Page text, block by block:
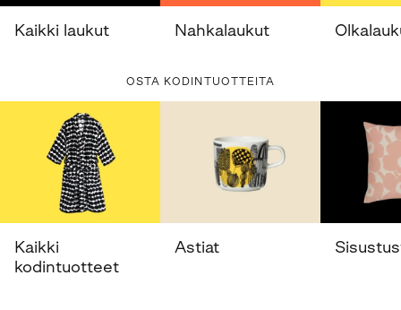
Kaikki laukut Nahkalaukut
OSTA KODINTUOTTEITA
Kaikki
kodintuotteet
Astiat